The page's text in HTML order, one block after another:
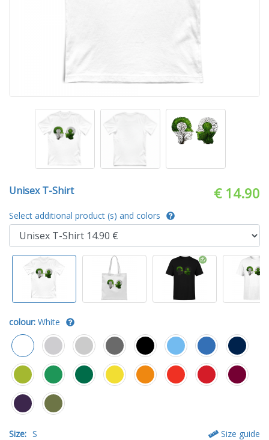
Unisex T-Shirt € 14.90
Select additional product (s) and colors
colour: White
Size: S Size guide